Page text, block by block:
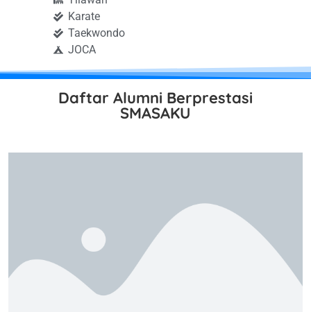
Karate
Taekwondo
JOCA
Daftar Alumni Berprestasi
SMASAKU